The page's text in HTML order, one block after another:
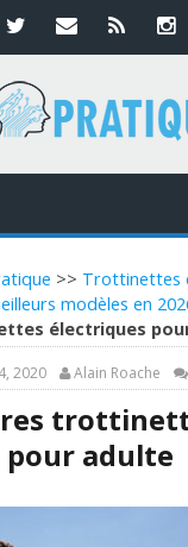
>> Trottinettes
modèles en
électriques
2020 Alain Roache
adulte